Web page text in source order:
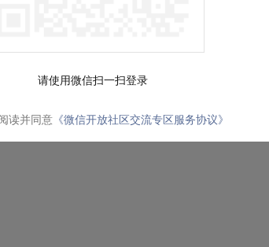
请使用微信扫一扫登录
读并同意 《微信开放社区交流专区服务协议》